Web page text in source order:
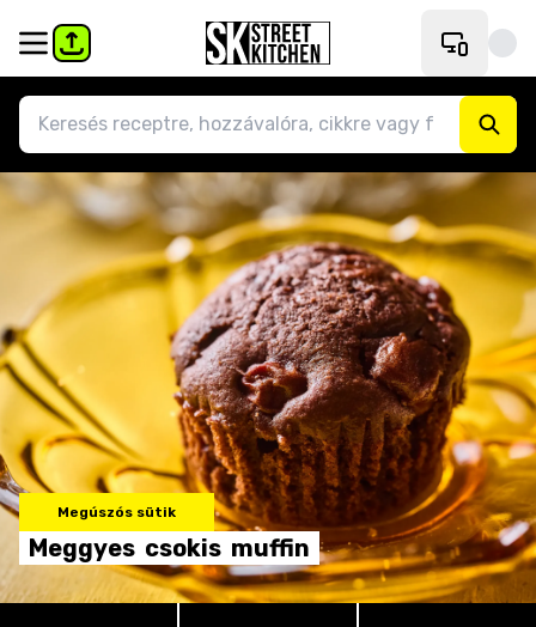
Megúszós sütik
Meggyes csokis muffin